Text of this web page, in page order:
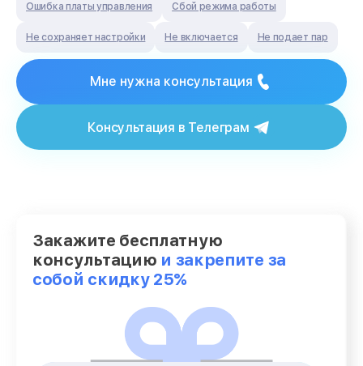
Ошибка платы управления Сбой режима работы
Не сохраняет настройки Не включается Не подает пар
Мне нужна консультация
Консультация в Телеграм
Закажите бесплатную
консультацию и закрепите за
собой скидку 25%